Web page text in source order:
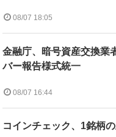
08/07 18:05
金融庁、暗号資産交換業
バー報告様式統一
08/07 16:44
コインチェック、1銘柄